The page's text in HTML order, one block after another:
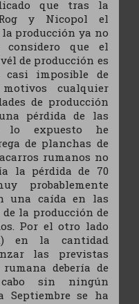
que tras la
y Nicopol el
producción ya no
considero que el
de producción es
imposible de
cualquier
de producción
pérdida de las
lo expuesto he
de planchas de
rumanos no
la pérdida de 70
probablemente
una caída en las
la producción de
Por el otro lado
en la cantidad
las previstas
debería de
sin ningún
Septiembre se ha